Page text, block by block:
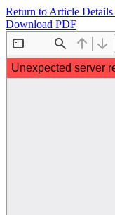
Return to Article Details
Download PDF